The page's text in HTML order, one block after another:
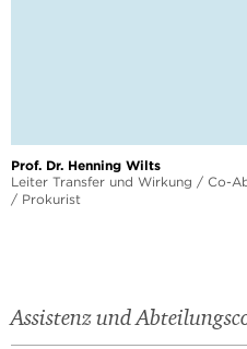
Prof. Dr. Henning Wilts
Leiter Transfer und Wirkung / Co-
/ Prokurist
Assistenz und